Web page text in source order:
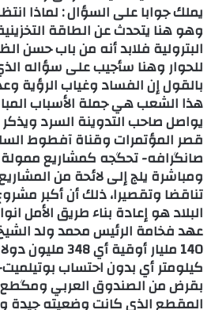
يملك جوابا على السؤال : لماذا
وهو هنا يتحدث عن الطاقة
البترولية فلابد أنه من باب حسن
للحوار وهنا سأجيب على سؤاله
بالقول إن الفساد وغياب الرؤية
هذا الشعب هي جملة الأسباب
يواصل صاحب التدوينة السرد
قصر المؤتمرات وقناة آفطوط
صانگرافه- تحگجه كمشاريع ممولة
ومباشرة يلج إلى لائحة من
تناقضا وتقصيرا، ذلك أن أكبر
البلاد هو إعادة بناء طريق الأمل
عهد فخامة الرئيس محمد ولد
كيلومتر أي بدون احتساب
بقرض من الصندوق العربي
المقطع الذي كانت وضعيته جيدة